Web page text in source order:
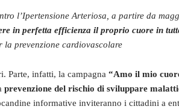
l’Ipertensione Arteriosa, a partire da
in perfetta efficienza il proprio cuore in
la prevenzione cardiovascolare
Parte, infatti, la campagna “Amo il mio
prevenzione del rischio di sviluppare
informative inviteranno i cittadini a